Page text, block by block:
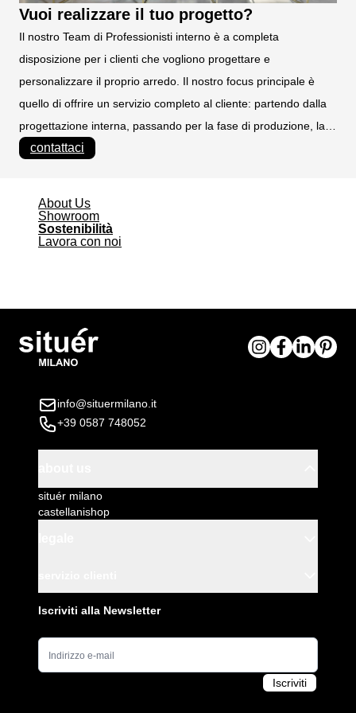
About Us
Showroom
Sostenibilità
Lavora con noi
Vuoi realizzare il tuo progetto?
Il nostro Team di Professionisti interno è a completa
disposizione per i clienti che vogliono progettare e
personalizzare il proprio arredo. Il nostro focus principale è
quello di offrire un servizio completo al cliente: partendo dalla
progettazione interna, passando per la fase di produzione, la
fase commerciale, la vendita, la spedizione, il montaggio, il
cliente e per questo ogni giorno lavoriamo in modo preciso per
questo.
contattaci
info@situermilano.it
+39 0587 748052
situér milano
castellanishop
Iscriviti alla Newsletter
Indirizzo e-mail
Iscriviti